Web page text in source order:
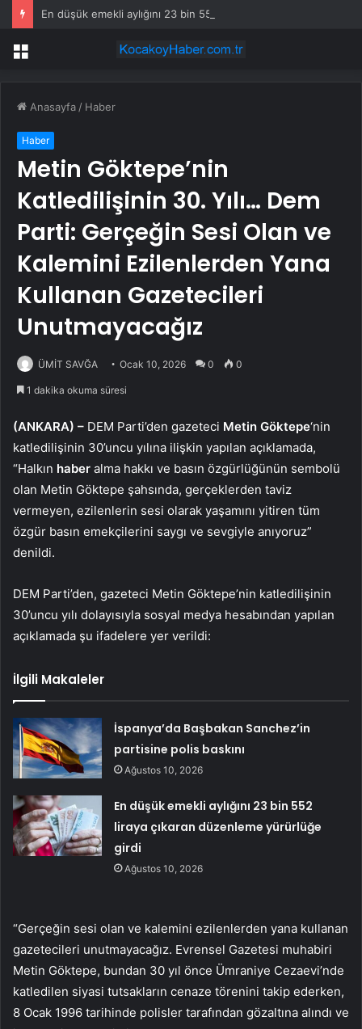
Menü
Anasayfa / Haber
Haber
Metin Göktepe’nin
Katledilişinin 30. Yılı… Dem
Parti: Gerçeğin Sesi Olan ve
Kalemini Ezilenlerden Yana
Kullanan Gazetecileri
Unutmayacağız
ÜMİT SAVĞA Ocak 10, 2026 0 0
1 dakika okuma süresi
(ANKARA) – DEM Parti’den gazeteci Metin Göktepe‘nin
katledilişinin 30’uncu yılına ilişkin yapılan açıklamada,
“Halkın haber alma hakkı ve basın özgürlüğünün sembolü
olan Metin Göktepe şahsında, gerçeklerden taviz
vermeyen, ezilenlerin sesi olarak yaşamını yitiren tüm
özgür basın emekçilerini saygı ve sevgiyle anıyoruz”
denildi.
DEM Parti’den, gazeteci Metin Göktepe’nin katledilişinin
30’uncu yılı dolayısıyla sosyal medya hesabından yapılan
açıklamada şu ifadelere yer verildi:
İlgili Makaleler
İspanya’da Başbakan Sanchez’in
partisine polis baskını
Ağustos 10, 2026
En düşük emekli aylığını 23 bin 552
liraya çıkaran düzenleme yürürlüğe
girdi
Ağustos 10, 2026
“Gerçeğin sesi olan ve kalemini ezilenlerden yana kullanan
gazetecileri unutmayacağız. Evrensel Gazetesi muhabiri
Metin Göktepe, bundan 30 yıl önce Ümraniye Cezaevi’nde
katledilen siyasi tutsakların cenaze törenini takip ederken,
8 Ocak 1996 tarihinde polisler tarafından gözaltına alındı ve